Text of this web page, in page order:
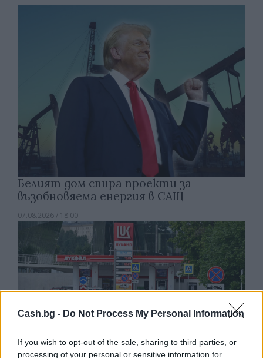
Cash.bg - Do Not Process My Personal Information
If you wish to opt-out of the sale, sharing to third parties, or
processing of your personal or sensitive information for
Белият дом спира проекти за
възобновяема енергия в САЩ
07.08.2026 / 18:00